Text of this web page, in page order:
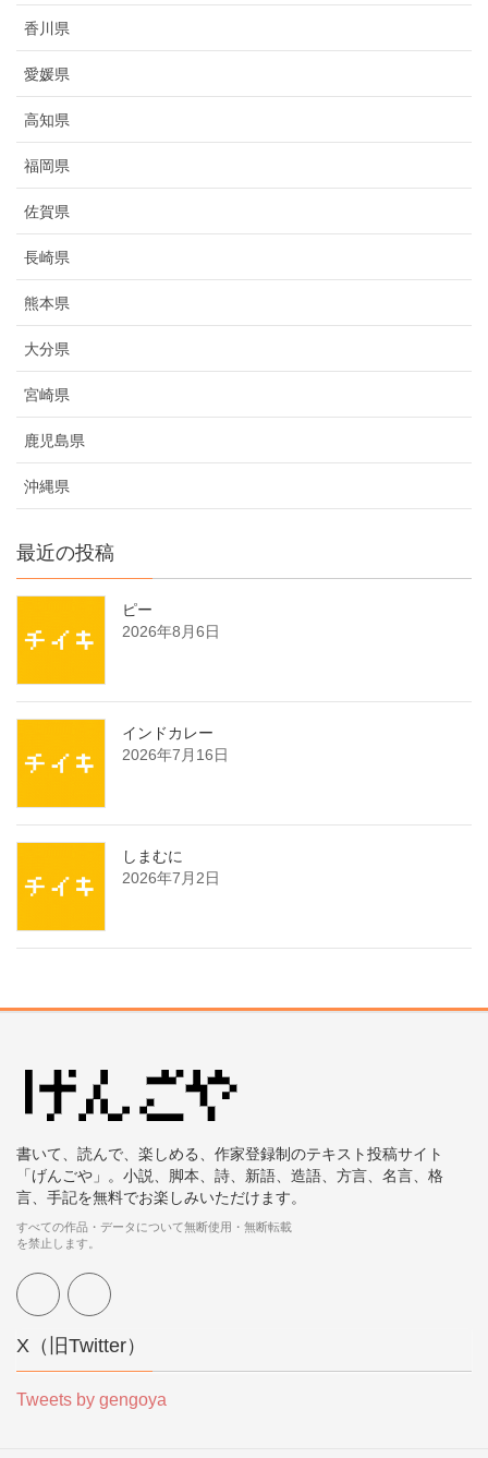
香川県
愛媛県
高知県
福岡県
佐賀県
長崎県
熊本県
大分県
宮崎県
鹿児島県
沖縄県
最近の投稿
ピー
2026年8月6日
インドカレー
2026年7月16日
しまむに
2026年7月2日
書いて、読んで、楽しめる、作家登録制のテキスト投稿サイト
「げんごや」。小説、脚本、詩、新語、造語、方言、名言、格
言、手記を無料でお楽しみいただけます。
すべての作品・データについて無断使用・無断転載
を禁止します。
X（旧Twitter）
Tweets by gengoya